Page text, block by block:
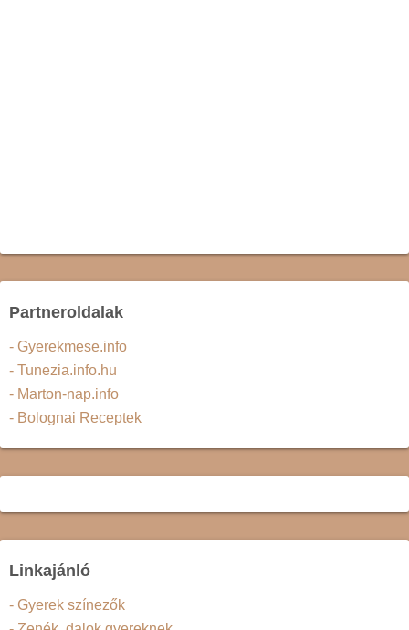
Partneroldalak
- Gyerekmese.info
- Tunezia.info.hu
- Marton-nap.info
- Bolognai Receptek
Linkajánló
- Gyerek színezők